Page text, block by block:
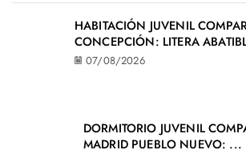
HABITACIÓN JUVENIL
CONCEPCIÓN: LITERA
07/08/2026
DORMITORIO JUVENIL
MADRID PUEBLO NUEVO: ...